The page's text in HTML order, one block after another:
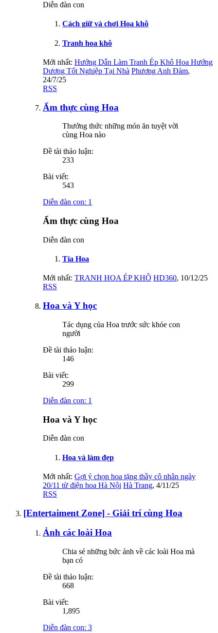
Diễn đàn con
Cách giữ và chơi Hoa khô
Tranh hoa khô
Mới nhất: Hướng Dẫn Làm Tranh Ép Khô Hoa Hướng
Dương Tốt Nghiệp Tại Nhà Phương Anh Đàm,
24/7/25
RSS
Ẩm thực cùng Hoa
Thưởng thức những món ăn tuyệt vời
cùng Hoa nào
Đề tài thảo luận:
233
Bài viết:
543
Diễn đàn con: 1
Ẩm thực cùng Hoa
Diễn đàn con
Tỉa Hoa
Mới nhất: TRANH HOA ÉP KHÔ HD360, 10/12/25
RSS
Hoa và Y học
Tác dụng của Hoa trước sức khỏe con
người
Đề tài thảo luận:
146
Bài viết:
299
Diễn đàn con: 1
Hoa và Y học
Diễn đàn con
Hoa và làm đẹp
Mới nhất: Gợi ý chọn hoa tặng thầy cô nhân ngày
20/11 từ điện hoa Hà Nội Hà Trang, 4/11/25
RSS
[Entertaiment Zone] - Giải trí cùng Hoa
Ảnh các loài Hoa
Chia sẻ những bức ảnh về các loài Hoa mà
bạn có
Đề tài thảo luận:
668
Bài viết:
1,895
Diễn đàn con: 3